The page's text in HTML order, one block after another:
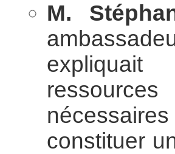
M.
constituer